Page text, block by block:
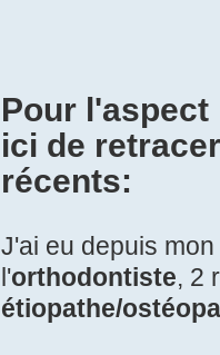
Pour
ici de
récents:
J'ai eu depuis
l'orthodontiste, 2
étiopathe/